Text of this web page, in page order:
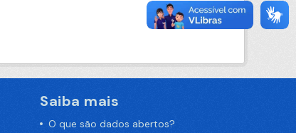
Saiba mais
O que são dados abertos?